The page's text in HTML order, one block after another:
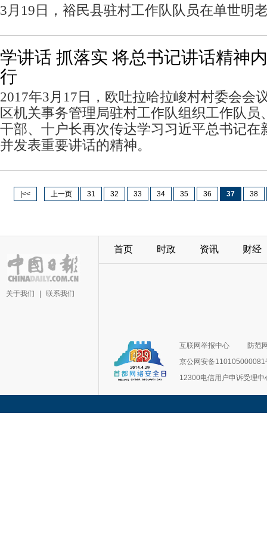
3月19日，裕民县驻村工作队队员在单世明
学讲话 抓落实 将总书记讲话精神
行
2017年3月17日，欧吐拉哈拉峻村村委会会
区机关事务管理局驻村工作队组织工作队员
干部、十户长再次传达学习习近平总书记在
并发表重要讲话的精神。
|<< 上一页 31 32 33 34 35 36 37 38
关于我们 联系我们
首页 时政 资讯 财经
互联网举报中心
防范
京公网安备110105000081
12300电信用户申诉受理中